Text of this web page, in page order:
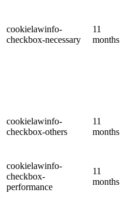
cookielawinfo-
checkbox-necessary
11
months
cookielawinfo-
checkbox-others
11
months
cookielawinfo-
checkbox-
performance
11
months